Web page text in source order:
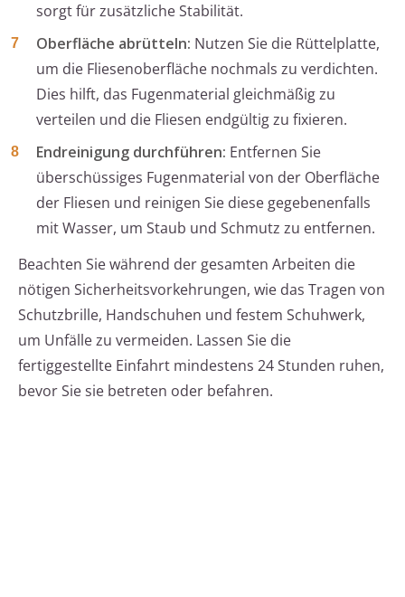
sorgt für zusätzliche Stabilität.
Oberfläche abrütteln: Nutzen Sie die Rüttelplatte,
um die Fliesenoberfläche nochmals zu verdichten.
Dies hilft, das Fugenmaterial gleichmäßig zu
verteilen und die Fliesen endgültig zu fixieren.
Endreinigung durchführen: Entfernen Sie
überschüssiges Fugenmaterial von der Oberfläche
der Fliesen und reinigen Sie diese gegebenenfalls
mit Wasser, um Staub und Schmutz zu entfernen.
Beachten Sie während der gesamten Arbeiten die
nötigen Sicherheitsvorkehrungen, wie das Tragen von
Schutzbrille, Handschuhen und festem Schuhwerk,
um Unfälle zu vermeiden. Lassen Sie die
fertiggestellte Einfahrt mindestens 24 Stunden ruhen,
bevor Sie sie betreten oder befahren.